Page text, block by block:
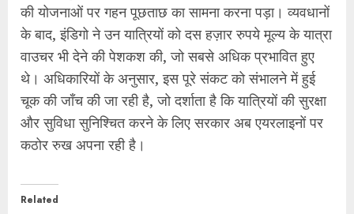
की योजनाओं पर गहन पूछताछ का सामना करना पड़ा। व्यवधानों
के बाद, इंडिगो ने उन यात्रियों को दस हज़ार रुपये मूल्य के यात्रा
वाउचर भी देने की पेशकश की, जो सबसे अधिक प्रभावित हुए
थे। अधिकारियों के अनुसार, इस पूरे संकट को संभालने में हुई
चूक की जाँच की जा रही है, जो दर्शाता है कि यात्रियों की सुरक्षा
और सुविधा सुनिश्चित करने के लिए सरकार अब एयरलाइनों पर
कठोर रुख अपना रही है।
Related